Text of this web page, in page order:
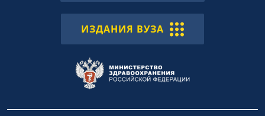
ИЗДАНИЯ ВУЗА